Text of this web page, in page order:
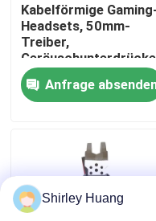
Kontakt mit uns
Neuigkeiten
Bitte um ein Angebot
Verdrahtete
Kabelförmige
Headsets, 50mm-
Treiber,
Mikrofon, 2m Kabel
Anfrage
Shirley Huang